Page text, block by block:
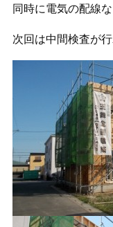
同時に電気の配線
次回は中間検査が行